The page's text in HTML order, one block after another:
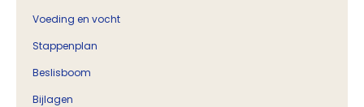
Voeding en vocht
Stappenplan
Beslisboom
Bijlagen